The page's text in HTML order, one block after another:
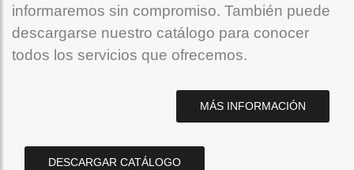
informaremos sin compromiso. También puede
descargarse nuestro catálogo para conocer
todos los servicios que ofrecemos.
MÁS INFORMACIÓN
DESCARGAR CATÁLOGO